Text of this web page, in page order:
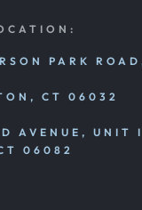
PARK
CT 06032
AVENUE, UNIT I
06082